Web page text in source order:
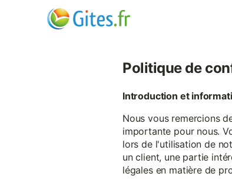
Politique de
Introduction et
Nous vous remercions
importante pour nous.
lors de l'utilisation de
un client, une partie
légales en matière de